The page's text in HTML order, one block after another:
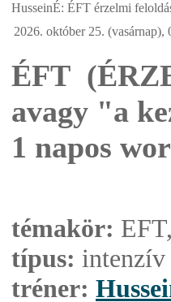
HusseinÉ: ÉFT érzelmi
2026. október 25. (vasárnap),
ÉFT
avagy "a
1 napos
témakör:
típus:
tréner: